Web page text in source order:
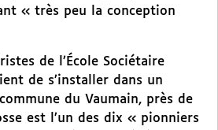
« très peu la conception
de l’École Sociétaire
de s’installer dans un
du Vaumain, près de
est l’un des dix « pionniers